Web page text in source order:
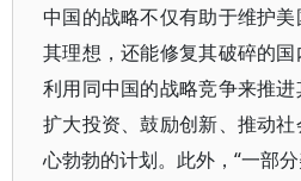
中国的战略不仅有助于维护
其理想，还能修复其破碎的
利用同中国的战略竞争来推
扩大投资、鼓励创新、推动
心勃勃的计划。此外，“一部